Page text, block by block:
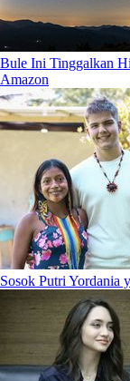
Bule Ini Tinggalkan
Amazon
Sosok Putri Yordania